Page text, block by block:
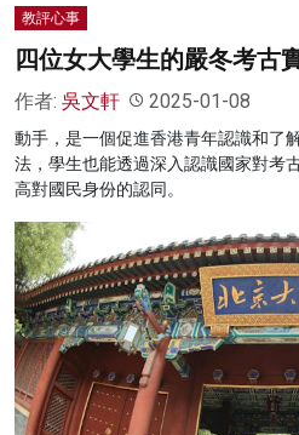
教評心事
四位女大學生的嚴冬考古
作者: 吳文軒 2025-01-08
動手，是一個促進香港青年認識和了
法，學生也能透過深入認識國家對考
高對國民身份的認同。